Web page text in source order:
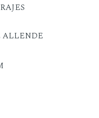
ALLENDE